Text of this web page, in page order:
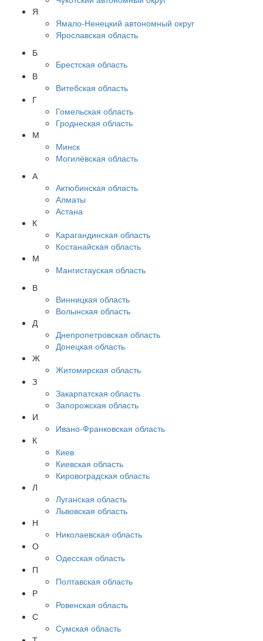
Я
Ямало-Ненецкий автономный округ
Ярославская область
Б
Брестская область
В
Витебская область
Г
Гомельская область
Гроднеская область
М
Минск
Могилёвская область
А
Актюбинская область
Алматы
Астана
К
Карагандинская область
Костанайская область
М
Мангистауская область
В
Винницкая область
Волынская область
Д
Днепропетровская область
Донецкая область
Ж
Житомирская область
З
Закарпатская область
Запорожская область
И
Ивано-Франковская область
К
Киев
Киевская область
Кировоградская область
Л
Луганская область
Львовская область
Н
Николаевская область
О
Одесская область
П
Полтавская область
Р
Ровенская область
С
Сумская область